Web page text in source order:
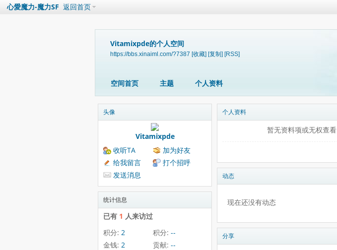
心愛魔力-魔力SF 返回首页
Vitamixpde的个人空间
https://bbs.xinaiml.com/?7387 [收藏] [复制] [RSS]
空间首页 主题 个人资料
头像
Vitamixpde
收听TA
加为好友
给我留言
打个招呼
发送消息
统计信息
已有 1 人来访过
积分: 2 积分: --
金钱: 2 贡献: --
个人资料
暂无资料项或无权查看
动态
现在还没有动态
分享